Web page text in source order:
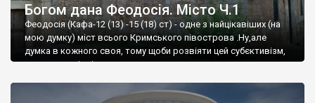
Богом дана Феодосія. Місто Ч.1
Феодосія (Кафа-12 (13) -15 (18) ст) - одне з найцікавіших (на
мою думку) міст всього Кримського півострова .Ну,але
думка в кожного своя, тому щоби розвіяти цей субєктивізм,
запрошую відвідати це